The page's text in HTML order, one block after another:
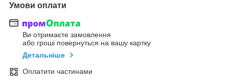
Умови оплати
Ви отримаєте замовлення
або гроші повернуться на вашу картку
Детальніше
Оплатити частинами